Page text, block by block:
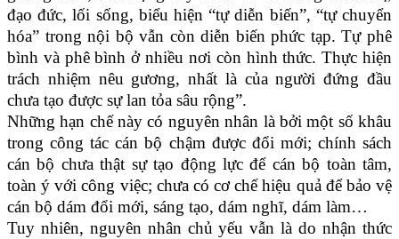
đạo đức, lối sống, biểu hiện “tự diễn biến”, “tự chuyển
hóa” trong nội bộ vẫn còn diễn biến phức tạp. Tự phê
bình và phê bình ở nhiều nơi còn hình thức. Thực hiện
trách nhiệm nêu gương, nhất là của người đứng đầu
chưa tạo được sự lan tỏa sâu rộng”.
Những hạn chế này có nguyên nhân là bởi một số khâu
trong công tác cán bộ chậm được đổi mới; chính sách
cán bộ chưa thật sự tạo động lực để cán bộ toàn tâm,
toàn ý với công việc; chưa có cơ chế hiệu quả để bảo vệ
cán bộ dám đổi mới, sáng tạo, dám nghĩ, dám làm…
Tuy nhiên, nguyên nhân chủ yếu vẫn là do nhận thức